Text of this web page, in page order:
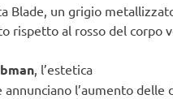
Blade, un grigio
rispetto al rosso del corpo
, l’estetica
l’aumento delle